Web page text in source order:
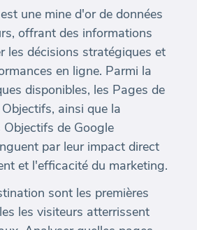
une mine d'or de données
offrant des informations
les décisions stratégiques et
en ligne. Parmi la
disponibles, les Pages de
ainsi que la
Objectifs de Google
par leur impact direct
et l'efficacité du marketing.
sont les premières
les visiteurs atterrissent